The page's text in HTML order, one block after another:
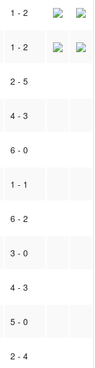
1 - 2
1 - 2
2 - 5
4 - 3
6 - 0
1 - 1
6 - 2
3 - 0
4 - 3
5 - 0
2 - 4